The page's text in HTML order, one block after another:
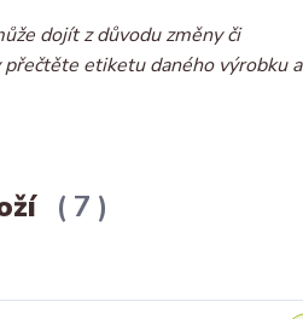
dojít z důvodu změny či
etiketu daného výrobku a
7